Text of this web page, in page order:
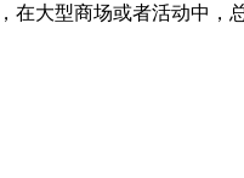
在大型商场或者活动中，